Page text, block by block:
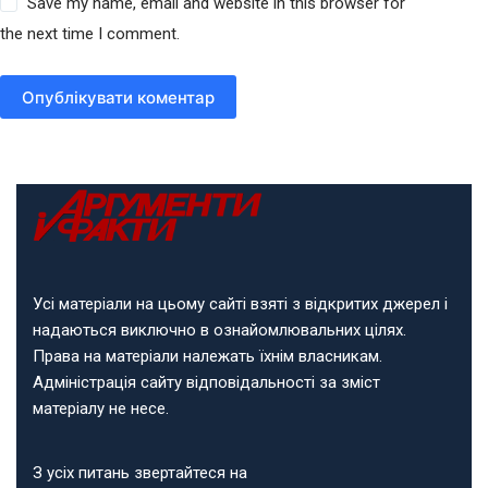
the next time I comment.
Опублікувати коментар
Усі матеріали на цьому сайті взяті з відкритих джерел і
надаються виключно в ознайомлювальних цілях.
Права на матеріали належать їхнім власникам.
Адміністрація сайту відповідальності за зміст
матеріалу не несе.
З усіх питань звертайтеся на